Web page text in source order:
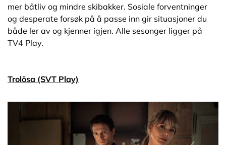
mer båtliv og mindre skibakker. Sosiale forventninger
og desperate forsøk på å passe inn gir situasjoner du
både ler av og kjenner igjen. Alle sesonger ligger på
TV4 Play.
Trolösa (SVT Play)